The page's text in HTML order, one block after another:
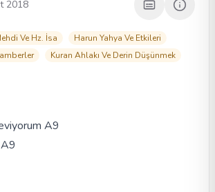
2018
Ve Hz. İsa
Harun Yahya Ve Etkileri
Kuran Ahlakı Ve Derin Düşünmek
A9